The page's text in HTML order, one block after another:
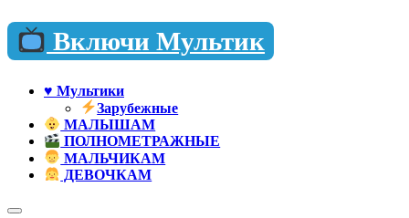
ПерейтиВключи Мультик
♥️ Мультики
Зарубежные
МАЛЫШАМ
ПОЛНОМЕТРАЖНЫЕ
МАЛЬЧИКАМ
ДЕВОЧКАМ